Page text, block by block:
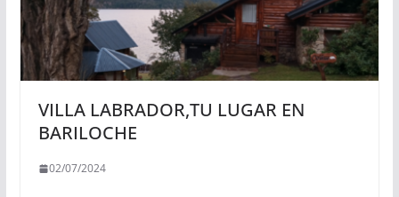
VILLA LABRADOR,TU LUGAR EN
BARILOCHE
02/07/2024